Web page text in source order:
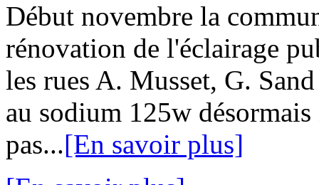
Début novembre la
rénovation de l'éclairage
les rues A. Musset, G.
au sodium 125w
pas...[En savoir plus]